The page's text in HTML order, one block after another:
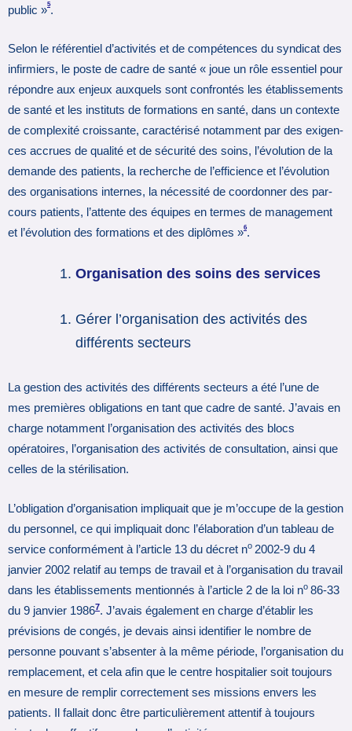
public »5.
Selon le référentiel d’activités et de compétences du syndicat des
infirmiers, le poste de cadre de santé « joue un rôle essen­tiel pour
répon­dre aux enjeux aux­quels sont confron­tés les établissements
de santé et les ins­ti­tuts de for­ma­tions en santé, dans un contexte
de com­plexité crois­sante, carac­té­risé notam­ment par des exi­gen­
ces accrues de qua­lité et de sécu­rité des soins, l’évolution de la
demande des patients, la recher­che de l’effi­cience et l’évolution
des orga­ni­sa­tions inter­nes, la néces­sité de coor­don­ner des par­
cours patients, l’attente des équipes en termes de mana­ge­ment
et l’évolution des for­ma­tions et des diplô­mes »6.
Organisation des soins des services
Gérer l’organisation des activités des
différents secteurs
La gestion des activités des différents secteurs a été l’une de
mes premières obligations en tant que cadre de santé. J’avais en
charge notamment l’organisation des activités des blocs
opératoires, l’organisation des activités de consultation, ainsi que
celles de la stérilisation.
L’obligation d’organisation impliquait que je m’occupe de la gestion
du personnel, ce qui impliquait donc l’élaboration d’un tableau de
service conformément à l’article 13 du décret no 2002-9 du 4
janvier 2002 relatif au temps de travail et à l’organisation du travail
dans les établissements mentionnés à l’article 2 de la loi no 86-33
du 9 janvier 19867. J’avais également en charge d’établir les
prévisions de congés, je devais ainsi identifier le nombre de
personne pouvant s’absenter à la même période, l’organisation du
remplacement, et cela afin que le centre hospitalier soit toujours
en mesure de remplir correctement ses missions envers les
patients. Il fallait donc être particulièrement attentif à toujours